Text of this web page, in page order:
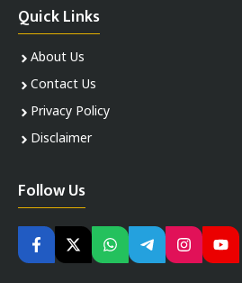
Quick Links
About Us
Contact Us
Privacy Policy
Disclaimer
Follow Us